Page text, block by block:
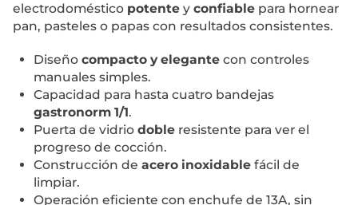
electrodoméstico potente y confiable para hornear
pan, pasteles o papas con resultados consistentes.
Diseño compacto y elegante con controles
manuales simples.
Capacidad para hasta cuatro bandejas
gastronorm 1/1.
Puerta de vidrio doble resistente para ver el
progreso de cocción.
Construcción de acero inoxidable fácil de
limpiar.
Operación eficiente con enchufe de 13A, sin